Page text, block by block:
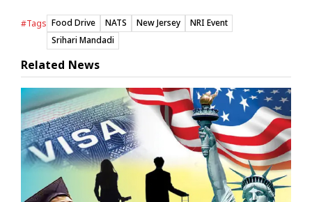
#Tags Food Drive NATS New Jersey
NRI Event
Srihari Mandadi
Related News